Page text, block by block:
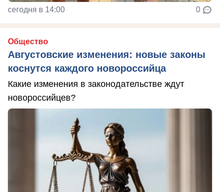
сегодня в 14:00 0
Общество
Августовские изменения: новые законы
коснутся каждого новороссийца
Какие изменения в законодательстве ждут
новороссийцев?